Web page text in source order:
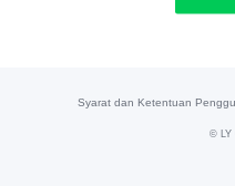
Syarat dan Ketentuan
©